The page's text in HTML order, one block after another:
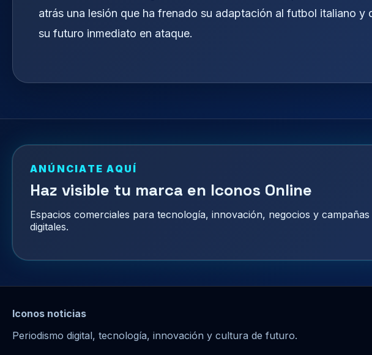
atrás una lesión que ha frenado su adaptación al futbol italiano y
su futuro inmediato en ataque.
ANÚNCIATE AQUÍ
Haz visible tu marca en Iconos Online
Espacios comerciales para tecnología, innovación, negocios y campañas
digitales.
Iconos noticias
Periodismo digital, tecnología, innovación y cultura de futuro.